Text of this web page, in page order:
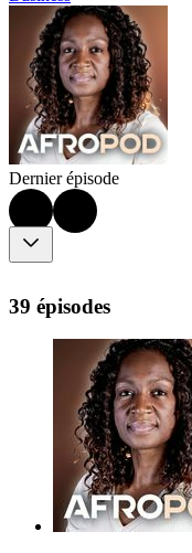
Dernier épisode
39 épisodes